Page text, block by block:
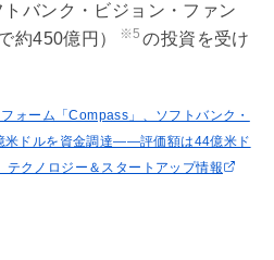
バンク・ビジョン・ファン
約450億円）
※5 の投資を受け
ォーム「Compass」、ソフトバンク・
米ドルを資金調達――評価額は44億米ド
テクノロジー＆スタートアップ情報